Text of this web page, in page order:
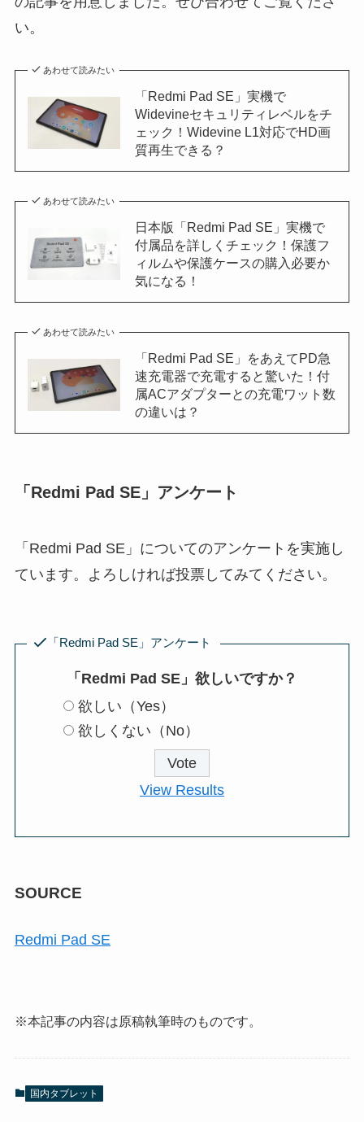
い。
あわせて読みたい
「Redmi Pad SE」実機で
Widevineセキュリティレベルをチ
ェック！Widevine L1対応でHD画
質再生できる？
あわせて読みたい
日本版「Redmi Pad SE」実機で
付属品を詳しくチェック！保護フ
ィルムや保護ケースの購入必要か
気になる！
あわせて読みたい
「Redmi Pad SE」をあえてPD急
速充電器で充電すると驚いた！付
属ACアダプターとの充電ワット数
の違いは？
「Redmi Pad SE」アンケート
「Redmi Pad SE」についてのアンケートを実施し
ています。よろしければ投票してみてください。
「Redmi Pad SE」アンケート
「Redmi Pad SE」欲しいですか？
欲しい（Yes）
欲しくない（No）
View Results
SOURCE
Redmi Pad SE
※本記事の内容は原稿執筆時のものです。
国内タブレット